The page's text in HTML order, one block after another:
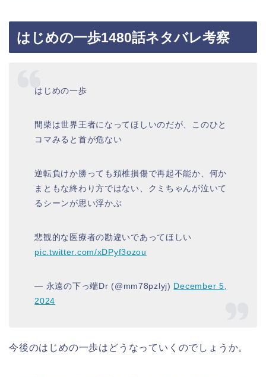
はじめの一歩1480話ネタバレ考察
はじめの一歩
間柴は世界王者になってほしいのだが、このひと
コマみると首が危ない
逆転負けか勝っても頚椎損傷で再起不能か、何か
まともな終わり方ではない、クミちゃんが泣いて
るシーンが思い浮かぶ
悲観的な医療者の勘違いであってほしい
pic.twitter.com/xDPyf3ozou
— 永遠の下っ端Dr (@mm78pzlyj) December 5,
2024
今後のはじめの一歩はどうなっていくのでしょうか。